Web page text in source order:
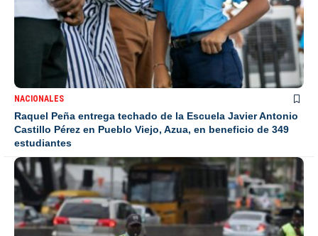
NACIONALES
Raquel Peña entrega techado de la Escuela Javier Antonio
Castillo Pérez en Pueblo Viejo, Azua, en beneficio de 349
estudiantes